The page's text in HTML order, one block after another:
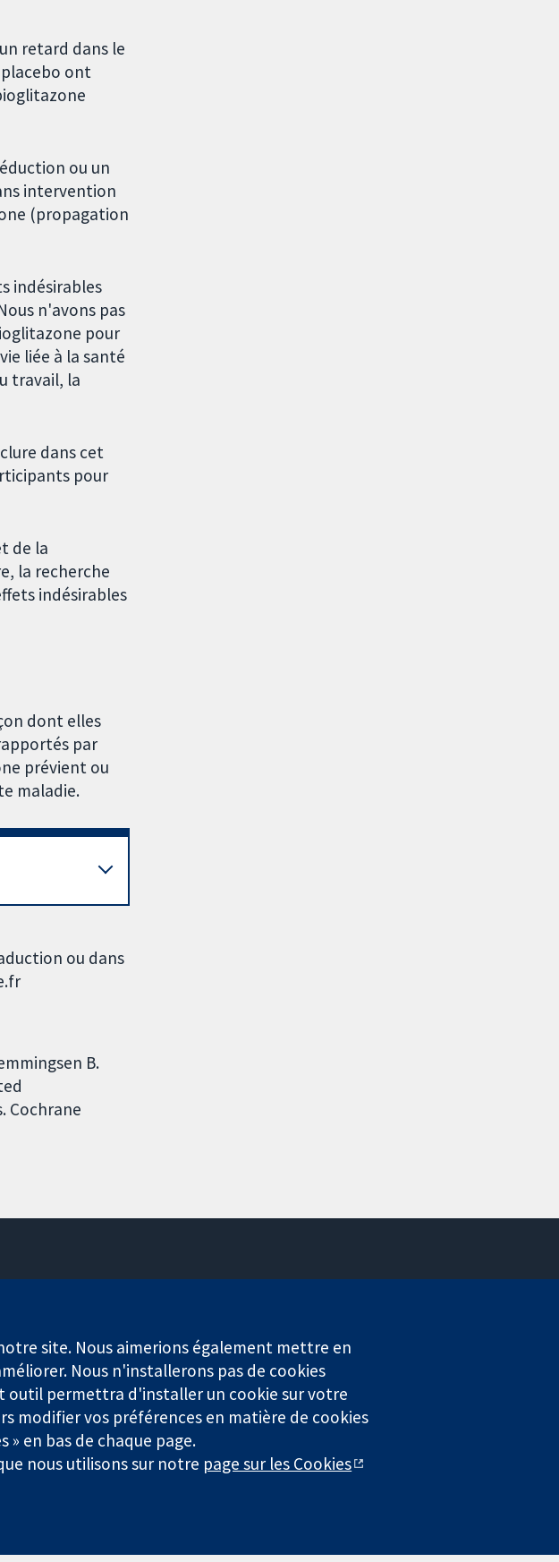
retard dans le
ont
ou un
intervention
(propagation
indésirables
n'avons pas
pour
liée à la santé
travail, la
dans cet
pour
de la
la recherche
indésirables
dont elles
par
prévient ou
maladie.
ou dans
B.
Cochrane
Service de presse
Qui sommes-nous
Offres d'emploi
Cochrane Library
garantie (n° 03044323) enregistrée en Angleterre et au Pays de Galles. Numéro de
site. Nous aimerions également mettre en
Nous n'installerons pas de cookies
outil permettra d'installer un cookie sur votre
modifier vos préférences en matière de cookies
en bas de chaque page.
nous utilisons sur notre page sur les Cookies